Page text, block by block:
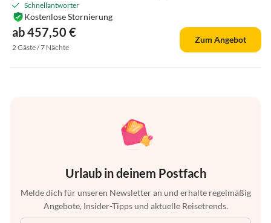
Schnellantworter
ab 457,50 €
Kostenlose Stornierung
2 Gäste / 7 Nächte
Zum Angebot
Urlaub in deinem Postfach
Melde dich für unseren Newsletter an und erhalte regelmäßig
Angebote, Insider-Tipps und aktuelle Reisetrends.